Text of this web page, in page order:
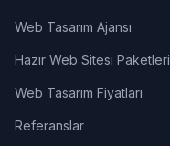
Web Tasarım Ajansı
Hazır Web Sitesi Paketleri
Web Tasarım Fiyatları
Referanslar